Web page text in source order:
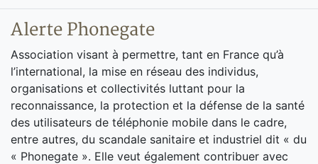
Alerte Phonegate
Association visant à permettre, tant en France qu’à
l’international, la mise en réseau des individus,
organisations et collectivités luttant pour la
reconnaissance, la protection et la défense de la santé
des utilisateurs de téléphonie mobile dans le cadre,
entre autres, du scandale sanitaire et industriel dit « du
« Phonegate ». Elle veut également contribuer avec